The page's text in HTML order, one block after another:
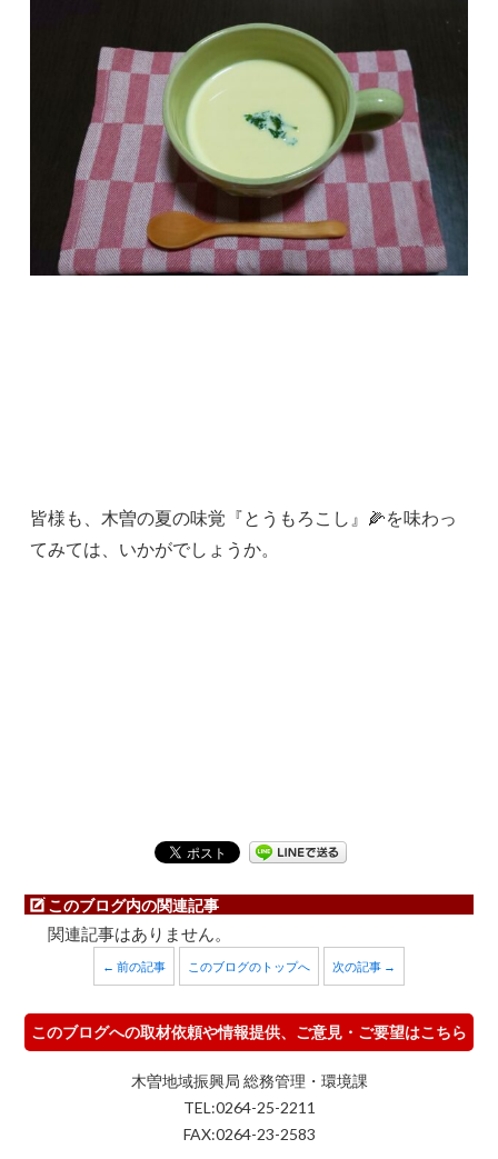
皆様も、木曽の夏の味覚『とうもろこし』🌽を味わっ
てみては、いかがでしょうか。
このブログ内の関連記事
関連記事はありません。
← 前の記事 このブログのトップへ 次の記事 →
このブログへの取材依頼や情報提供、ご意見・ご要望はこちら
木曽地域振興局 総務管理・環境課
TEL:0264-25-2211
FAX:0264-23-2583